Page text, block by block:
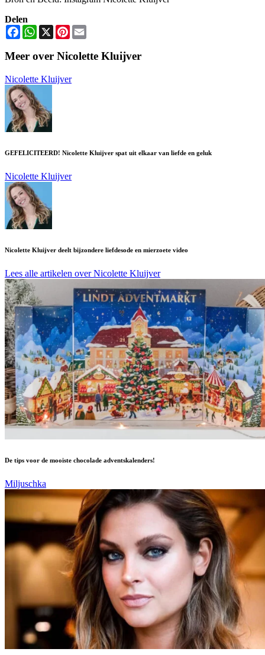
Delen
FacebookWhatsApp
X Pinterest
Meer over Nicolette Kluijver
Nicolette Kluijver
GEFELICITEERD! Nicolette Kluijver spat uit elkaar van liefde en geluk
Nicolette Kluijver
Nicolette Kluijver deelt bijzondere liefdesode en mierzoete video
Lees alle artikelen over Nicolette Kluijver
De tips voor de mooiste chocolade adventskalenders!
Miljuschka